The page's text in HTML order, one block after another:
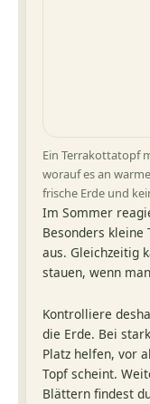
Ein Terrakottatopf
worauf es an
frische Erde und
Im Sommer
Besonders kleine
aus. Gleichzeitig
stauen, wenn
Kontrolliere
die Erde. Bei
Platz helfen, vor
Topf scheint.
Blättern findest